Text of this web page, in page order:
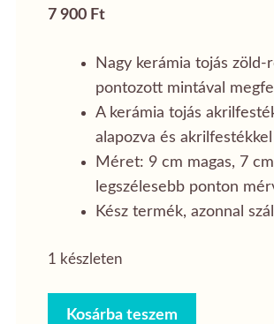
7 900 Ft
Nagy kerámia tojás zöld-
pontozott mintával
A kerámia tojás
alapozva és
Méret: 9 cm magas, 7
legszélesebb ponton
Kész termék, azonnal
1 készleten
Nagy
Kosárba teszem